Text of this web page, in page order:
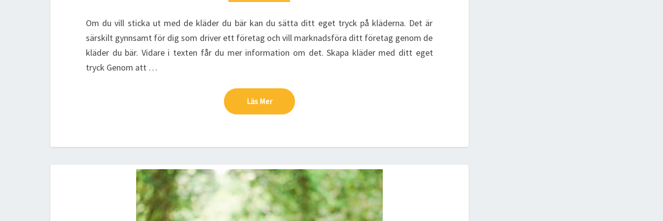
PÅ
Om du vill sticka ut med de kläder du bär kan du sätta ditt eget tryck på kläderna. Det är
särskilt gynnsamt för dig som driver ett företag och vill marknadsföra ditt företag genom de
kläder du bär. Vidare i texten får du mer information om det. Skapa kläder med ditt eget
tryck Genom att …
Läs Mer